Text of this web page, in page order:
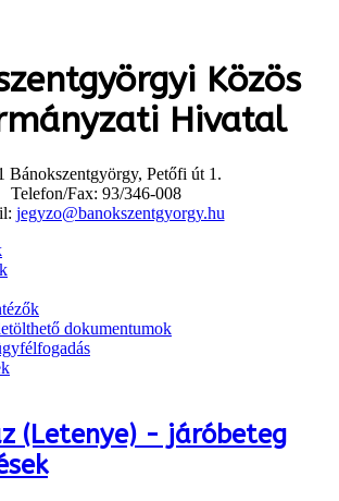
Közös
Hivatal
Bánokszentgyörgy, Petőfi út 1.
Telefon/Fax: 93/346-008
jegyzo@banokszentgyorgy.hu
dokumentumok
(Letenye) - járóbeteg